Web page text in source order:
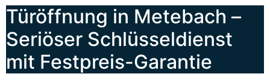
Türöffnung in Metebach –
Seriöser Schlüsseldienst
mit Festpreis-Garantie